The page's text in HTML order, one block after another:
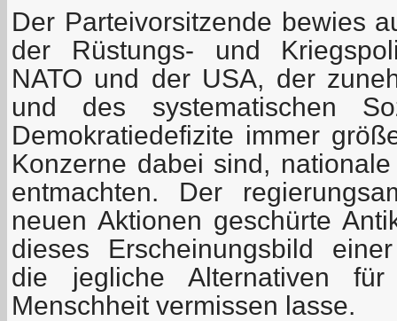
Der Parteivorsitzende bewies
der Rüstungs- und
NATO und der USA, der
und des systematischen
Demokratiedefizite immer
Konzerne dabei sind,
entmachten. Der
neuen Aktionen geschürte
dieses Erscheinungsbild
die jegliche Alternativen
Menschheit vermissen lasse.